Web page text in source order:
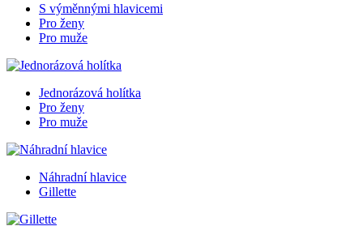
S výměnnými hlavicemi
Pro ženy
Pro muže
Jednorázová holítka
Pro ženy
Pro muže
Náhradní hlavice
Gillette